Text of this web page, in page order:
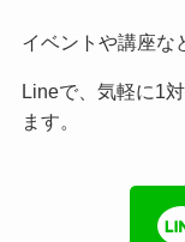
イベントや講座な
Lineで、気軽に1
ます。